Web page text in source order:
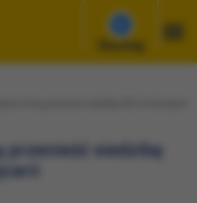
Słuchaj
przenieść siedzibę